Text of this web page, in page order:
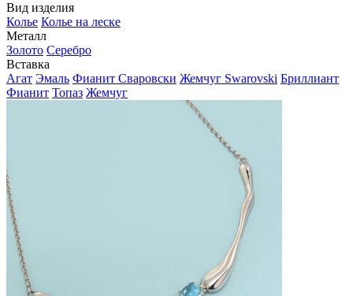
Вид изделия
Колье Колье на леске
Металл
Золото Серебро
Вставка
Агат Эмаль Фианит Сваровски Жемчуг Swarovski Бриллиант
Фианит Топаз Жемчуг